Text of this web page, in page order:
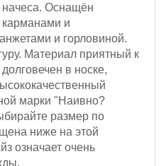
начеса. Оснащён
и
и горловиной.
Материал приятный к
в носке,
марки "Наивно?
размер по
ниже на этой
означает очень